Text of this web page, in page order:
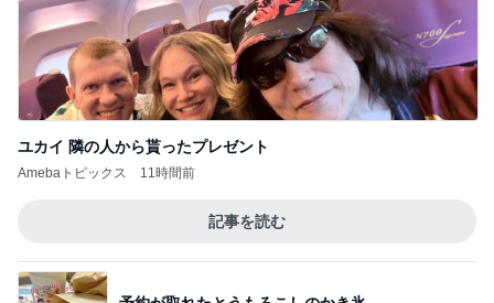
ユカイ 隣の人から貰ったプレゼント
Amebaトピックス 11時間前
記事を読む